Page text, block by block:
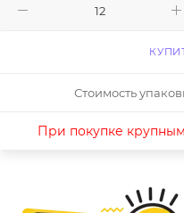
Стоимость
При покупке